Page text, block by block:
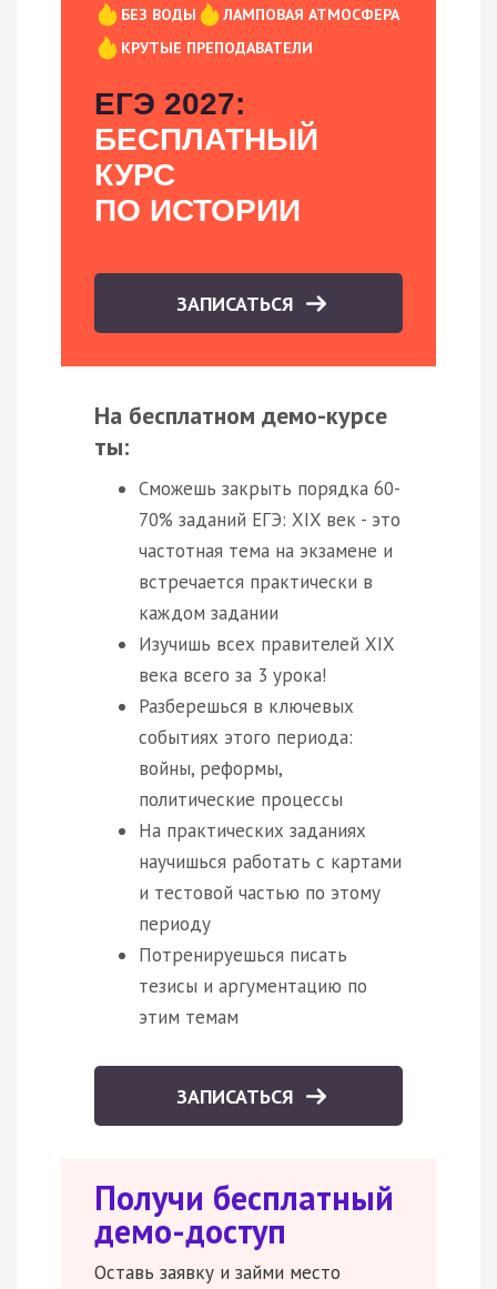
БЕЗ ВОДЫ
ЛАМПОВАЯ АТМОСФЕРА
КРУТЫЕ ПРЕПОДАВАТЕЛИ
ЕГЭ 2027:
БЕСПЛАТНЫЙ
КУРС
ПО ИСТОРИИ
ЗАПИСАТЬСЯ
На бесплатном демо-курсе
ты:
Сможешь закрыть порядка 60-
70% заданий ЕГЭ: XIX век - это
частотная тема на экзамене и
встречается практически в
каждом задании
Изучишь всех правителей XIX
века всего за 3 урока!
Разберешься в ключевых
событиях этого периода:
войны, реформы,
политические процессы
На практических заданиях
научишься работать с картами
и тестовой частью по этому
периоду
Потренируешься писать
тезисы и аргументацию по
этим темам
ЗАПИСАТЬСЯ
Получи бесплатный
демо-доступ
Оставь заявку и займи место